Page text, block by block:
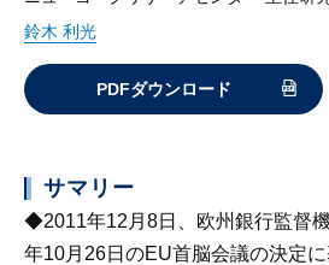
鈴木 利光
PDFダウンロード
サマリー
◆2011年12月8日、欧州銀行監督
年10月26日のEU首脳会議の決定